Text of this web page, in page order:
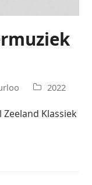
2022
Klassiek